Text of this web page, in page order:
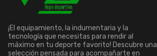
¡El equipamiento, la indumentaria y la
tecnología que necesitas para rendir al
máximo en tu deporte favorito! Descubre una
selección pensada para acompañarte en